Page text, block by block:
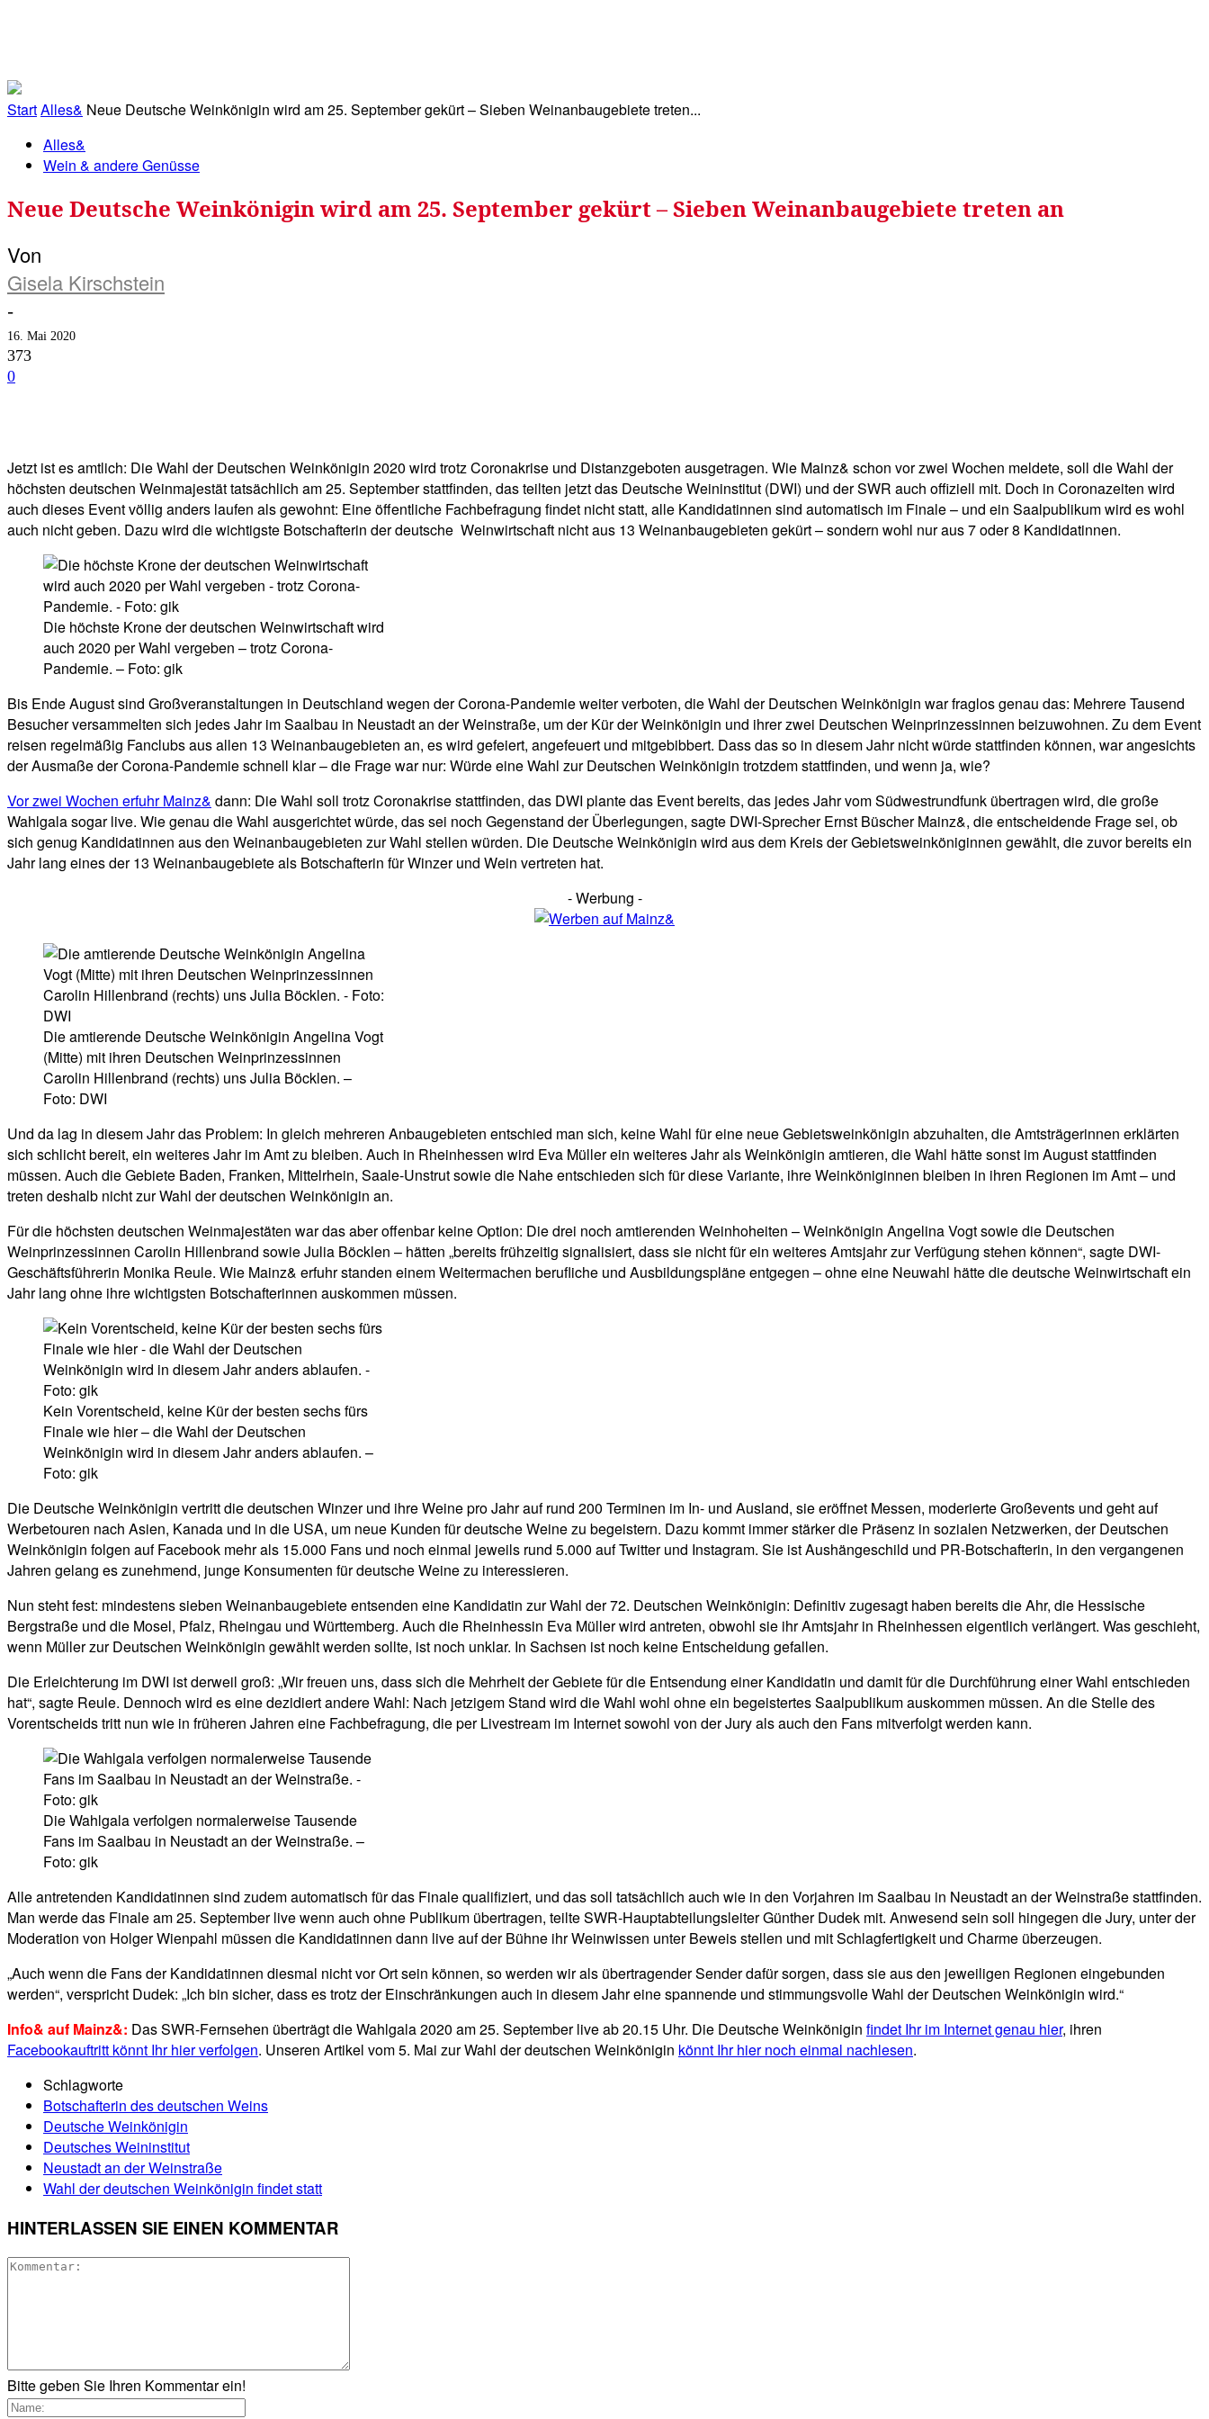
StartAlles& Neue Deutsche Weinkönigin wird am 25. September gekürt – Sieben Weinanbaugebiete treten...
Alles&
Wein & andere Genüsse
Neue Deutsche Weinkönigin wird am 25. September gekürt – Sieben Weinanbaugebiete treten an
Von
Gisela Kirschstein
-
16. Mai 2020
373
0
Jetzt ist es amtlich: Die Wahl der Deutschen Weinkönigin 2020 wird trotz Coronakrise und Distanzgeboten ausgetragen. Wie Mainz& schon vor zwei Wochen meldete, soll die Wahl der
höchsten deutschen Weinmajestät tatsächlich am 25. September stattfinden, das teilten jetzt das Deutsche Weininstitut (DWI) und der SWR auch offiziell mit. Doch in Coronazeiten wird
auch dieses Event völlig anders laufen als gewohnt: Eine öffentliche Fachbefragung findet nicht statt, alle Kandidatinnen sind automatisch im Finale – und ein Saalpublikum wird es wohl
auch nicht geben. Dazu wird die wichtigste Botschafterin der deutsche Weinwirtschaft nicht aus 13 Weinanbaugebieten gekürt – sondern wohl nur aus 7 oder 8 Kandidatinnen.
Die höchste Krone der deutschen Weinwirtschaft wird
auch 2020 per Wahl vergeben – trotz Corona-
Pandemie. – Foto: gik
Bis Ende August sind Großveranstaltungen in Deutschland wegen der Corona-Pandemie weiter verboten, die Wahl der Deutschen Weinkönigin war fraglos genau das: Mehrere Tausend
Besucher versammelten sich jedes Jahr im Saalbau in Neustadt an der Weinstraße, um der Kür der Weinkönigin und ihrer zwei Deutschen Weinprinzessinnen beizuwohnen. Zu dem Event
reisen regelmäßig Fanclubs aus allen 13 Weinanbaugebieten an, es wird gefeiert, angefeuert und mitgebibbert. Dass das so in diesem Jahr nicht würde stattfinden können, war angesichts
der Ausmaße der Corona-Pandemie schnell klar – die Frage war nur: Würde eine Wahl zur Deutschen Weinkönigin trotzdem stattfinden, und wenn ja, wie?
Vor zwei Wochen erfuhr Mainz& dann: Die Wahl soll trotz Coronakrise stattfinden, das DWI plante das Event bereits, das jedes Jahr vom Südwestrundfunk übertragen wird, die große
Wahlgala sogar live. Wie genau die Wahl ausgerichtet würde, das sei noch Gegenstand der Überlegungen, sagte DWI-Sprecher Ernst Büscher Mainz&, die entscheidende Frage sei, ob
sich genug Kandidatinnen aus den Weinanbaugebieten zur Wahl stellen würden. Die Deutsche Weinkönigin wird aus dem Kreis der Gebietsweinköniginnen gewählt, die zuvor bereits ein
Jahr lang eines der 13 Weinanbaugebiete als Botschafterin für Winzer und Wein vertreten hat.
- Werbung -
Die amtierende Deutsche Weinkönigin Angelina Vogt
(Mitte) mit ihren Deutschen Weinprinzessinnen
Carolin Hillenbrand (rechts) uns Julia Böcklen. –
Foto: DWI
Und da lag in diesem Jahr das Problem: In gleich mehreren Anbaugebieten entschied man sich, keine Wahl für eine neue Gebietsweinkönigin abzuhalten, die Amtsträgerinnen erklärten
sich schlicht bereit, ein weiteres Jahr im Amt zu bleiben. Auch in Rheinhessen wird Eva Müller ein weiteres Jahr als Weinkönigin amtieren, die Wahl hätte sonst im August stattfinden
müssen. Auch die Gebiete Baden, Franken, Mittelrhein, Saale-Unstrut sowie die Nahe entschieden sich für diese Variante, ihre Weinköniginnen bleiben in ihren Regionen im Amt – und
treten deshalb nicht zur Wahl der deutschen Weinkönigin an.
Für die höchsten deutschen Weinmajestäten war das aber offenbar keine Option: Die drei noch amtierenden Weinhoheiten – Weinkönigin Angelina Vogt sowie die Deutschen
Weinprinzessinnen Carolin Hillenbrand sowie Julia Böcklen – hätten „bereits frühzeitig signalisiert, dass sie nicht für ein weiteres Amtsjahr zur Verfügung stehen können“, sagte DWI-
Geschäftsführerin Monika Reule. Wie Mainz& erfuhr standen einem Weitermachen berufliche und Ausbildungspläne entgegen – ohne eine Neuwahl hätte die deutsche Weinwirtschaft ein
Jahr lang ohne ihre wichtigsten Botschafterinnen auskommen müssen.
Kein Vorentscheid, keine Kür der besten sechs fürs
Finale wie hier – die Wahl der Deutschen
Weinkönigin wird in diesem Jahr anders ablaufen. –
Foto: gik
Die Deutsche Weinkönigin vertritt die deutschen Winzer und ihre Weine pro Jahr auf rund 200 Terminen im In- und Ausland, sie eröffnet Messen, moderierte Großevents und geht auf
Werbetouren nach Asien, Kanada und in die USA, um neue Kunden für deutsche Weine zu begeistern. Dazu kommt immer stärker die Präsenz in sozialen Netzwerken, der Deutschen
Weinkönigin folgen auf Facebook mehr als 15.000 Fans und noch einmal jeweils rund 5.000 auf Twitter und Instagram. Sie ist Aushängeschild und PR-Botschafterin, in den vergangenen
Jahren gelang es zunehmend, junge Konsumenten für deutsche Weine zu interessieren.
Nun steht fest: mindestens sieben Weinanbaugebiete entsenden eine Kandidatin zur Wahl der 72. Deutschen Weinkönigin: Definitiv zugesagt haben bereits die Ahr, die Hessische
Bergstraße und die Mosel, Pfalz, Rheingau und Württemberg. Auch die Rheinhessin Eva Müller wird antreten, obwohl sie ihr Amtsjahr in Rheinhessen eigentlich verlängert. Was geschieht,
wenn Müller zur Deutschen Weinkönigin gewählt werden sollte, ist noch unklar. In Sachsen ist noch keine Entscheidung gefallen.
Die Erleichterung im DWI ist derweil groß: „Wir freuen uns, dass sich die Mehrheit der Gebiete für die Entsendung einer Kandidatin und damit für die Durchführung einer Wahl entschieden
hat“, sagte Reule. Dennoch wird es eine dezidiert andere Wahl: Nach jetzigem Stand wird die Wahl wohl ohne ein begeistertes Saalpublikum auskommen müssen. An die Stelle des
Vorentscheids tritt nun wie in früheren Jahren eine Fachbefragung, die per Livestream im Internet sowohl von der Jury als auch den Fans mitverfolgt werden kann.
Die Wahlgala verfolgen normalerweise Tausende
Fans im Saalbau in Neustadt an der Weinstraße. –
Foto: gik
Alle antretenden Kandidatinnen sind zudem automatisch für das Finale qualifiziert, und das soll tatsächlich auch wie in den Vorjahren im Saalbau in Neustadt an der Weinstraße stattfinden.
Man werde das Finale am 25. September live wenn auch ohne Publikum übertragen, teilte SWR-Hauptabteilungsleiter Günther Dudek mit. Anwesend sein soll hingegen die Jury, unter der
Moderation von Holger Wienpahl müssen die Kandidatinnen dann live auf der Bühne ihr Weinwissen unter Beweis stellen und mit Schlagfertigkeit und Charme überzeugen.
„Auch wenn die Fans der Kandidatinnen diesmal nicht vor Ort sein können, so werden wir als übertragender Sender dafür sorgen, dass sie aus den jeweiligen Regionen eingebunden
werden“, verspricht Dudek: „Ich bin sicher, dass es trotz der Einschränkungen auch in diesem Jahr eine spannende und stimmungsvolle Wahl der Deutschen Weinkönigin wird.“
Info& auf Mainz&: Das SWR-Fernsehen überträgt die Wahlgala 2020 am 25. September live ab 20.15 Uhr. Die Deutsche Weinkönigin findet Ihr im Internet genau hier, ihren
Facebookauftritt könnt Ihr hier verfolgen. Unseren Artikel vom 5. Mai zur Wahl der deutschen Weinkönigin könnt Ihr hier noch einmal nachlesen.
Schlagworte
Botschafterin des deutschen Weins
Deutsche Weinkönigin
Deutsches Weininstitut
Neustadt an der Weinstraße
Wahl der deutschen Weinkönigin findet statt
HINTERLASSEN SIE EINEN KOMMENTAR
Bitte geben Sie Ihren Kommentar ein!